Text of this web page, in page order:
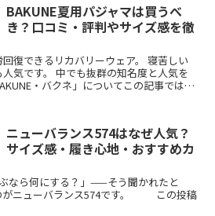
BAKUNE夏用パジャマは買うべ
き？口コミ・評判やサイズ感を徹
きるリカバリーウェア。 寝苦しい
群の知名度と人気を
・バクネ」についてこの記事ではご
ニューバランス574はなぜ人気？
サイズ感・履き心地・おすすめカ
なら何にする？」——そう聞かれたと
ーバランス574です。 この投稿